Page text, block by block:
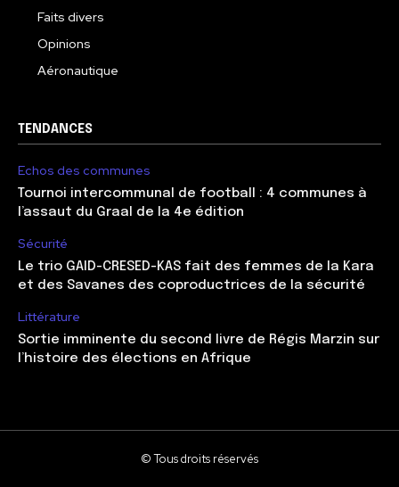
Faits divers
Opinions
Aéronautique
TENDANCES
Echos des communes
Tournoi intercommunal de football : 4 communes à
l’assaut du Graal de la 4e édition
Sécurité
Le trio GAID-CRESED-KAS fait des femmes de la Kara
et des Savanes des coproductrices de la sécurité
Littérature
Sortie imminente du second livre de Régis Marzin sur
l’histoire des élections en Afrique
© Tous droits réservés